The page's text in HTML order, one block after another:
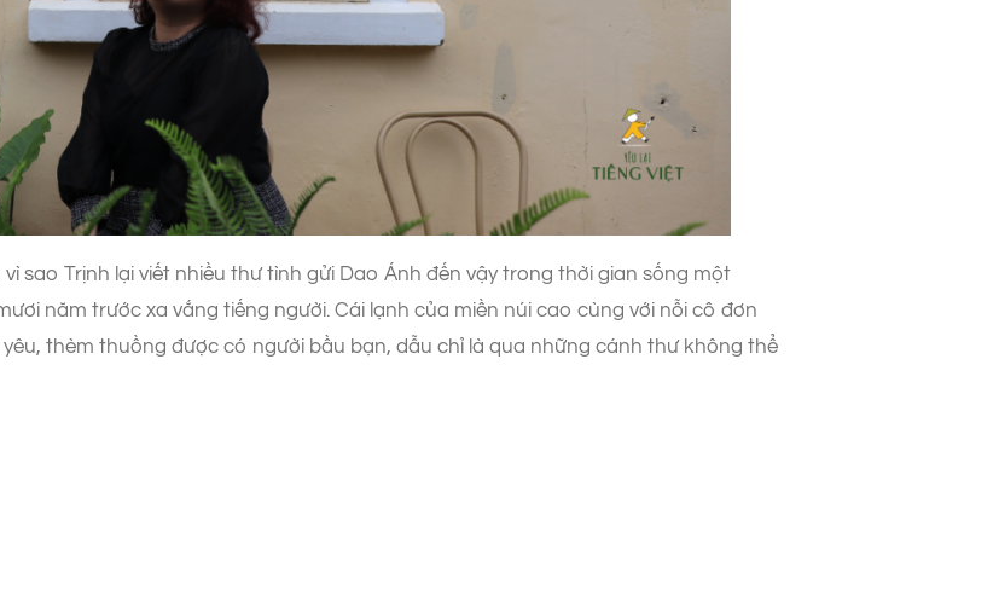
sao Trịnh lại viết nhiều thư tình gửi Dao Ánh đến vậy trong thời gian sống một
năm trước xa vắng tiếng người. Cái lạnh của miền núi cao cùng với nỗi cô đơn
thèm thuồng được có người bầu bạn, dẫu chỉ là qua những cánh thư không thể